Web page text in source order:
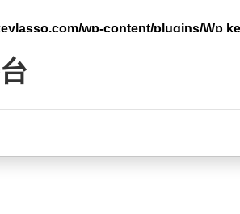
wp-content/plugins/Wp